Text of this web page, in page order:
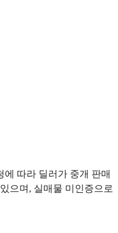
따라 딜러가 중개 판매
으며, 실매물 미인증으로